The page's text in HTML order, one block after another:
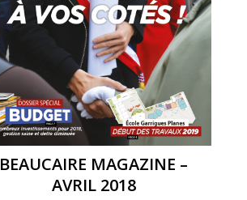
BEAUCAIRE MAGAZINE –
AVRIL 2018